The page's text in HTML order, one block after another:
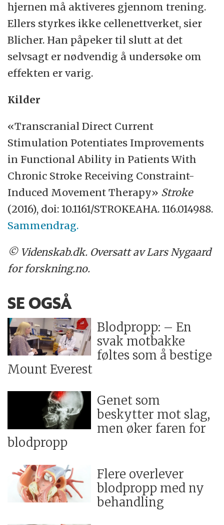
hjernen må aktiveres gjennom trening.
Ellers styrkes ikke cellenettverket, sier
Blicher. Han påpeker til slutt at det
selvsagt er nødvendig å undersøke om
effekten er varig.
Kilder
«Transcranial Direct Current
Stimulation Potentiates Improvements
in Functional Ability in Patients With
Chronic Stroke Receiving Constraint-
Induced Movement Therapy» Stroke
(2016), doi: 10.1161/STROKEAHA. 116.014988.
Sammendrag.
© Videnskab.dk. Oversatt av Lars Nygaard
for forskning.no.
SE OGSÅ
Blodpropp: – En
svak motbakke
føltes som å bestige
Mount Everest
Genet som
beskytter mot slag,
men øker faren for
blodpropp
Flere overlever
blodpropp med ny
behandling